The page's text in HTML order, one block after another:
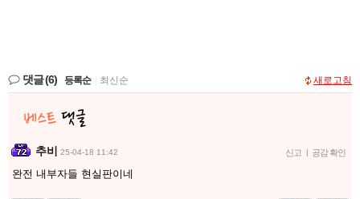
댓글(6) 등록순 최신순 새로고침
추비 25-04-18 11:42 신고 | 공감 확인
완전 내부자들 현실판이네